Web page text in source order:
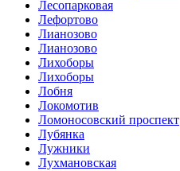
Лесопарковая
Лефортово
Лианозово
Лианозово
Лихоборы
Лихоборы
Лобня
Локомотив
Ломоносовский проспект
Лубянка
Лужники
Лухмановская